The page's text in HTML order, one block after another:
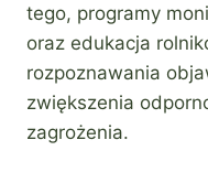
tego, programy
oraz edukacja
rozpoznawania
zwiększenia
zagrożenia.